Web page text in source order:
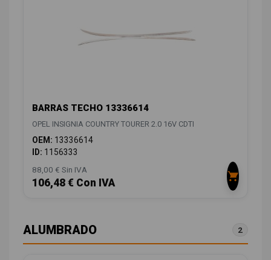
BARRAS TECHO 13336614
OPEL INSIGNIA COUNTRY TOURER 2.0 16V CDTI
OEM: 13336614
ID: 1156333
88,00 € Sin IVA
106,48 € Con IVA
ALUMBRADO 2